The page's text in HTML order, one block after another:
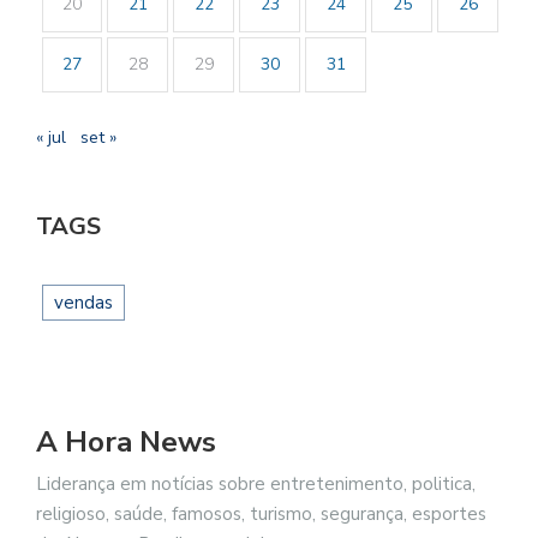
27 28 29 30 31
« jul set »
TAGS
vendas
A Hora News
Liderança em notícias sobre entretenimento, politica,
religioso, saúde, famosos, turismo, segurança, esportes